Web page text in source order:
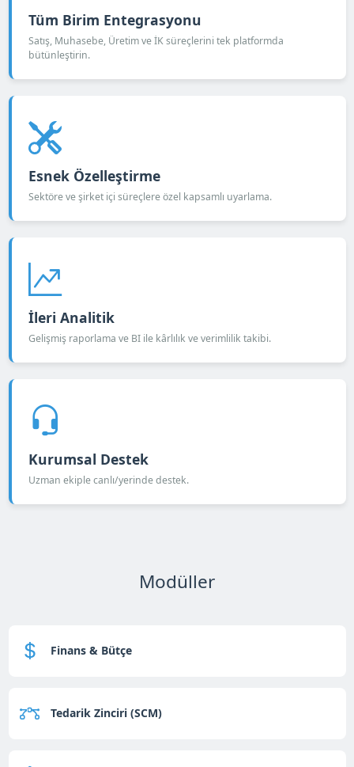
Tüm Birim Entegrasyonu
Satış, Muhasebe, Üretim ve İK süreçlerini tek platformda
bütünleştirin.
Esnek Özelleştirme
Sektöre ve şirket içi süreçlere özel kapsamlı uyarlama.
İleri Analitik
Gelişmiş raporlama ve BI ile kârlılık ve verimlilik takibi.
Kurumsal Destek
Uzman ekiple canlı/yerinde destek.
Modüller
Finans & Bütçe
Tedarik Zinciri (SCM)